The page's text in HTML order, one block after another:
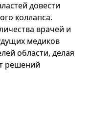
довести
коллапса.
врачей и
медиков
области, делая
решений